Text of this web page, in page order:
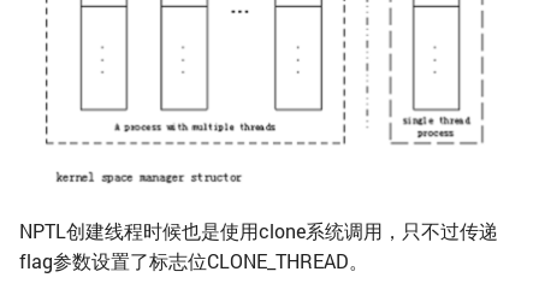
NPTL创建线程时候也是使用clone系统调用，只不过传递
flag参数设置了标志位CLONE_THREAD。